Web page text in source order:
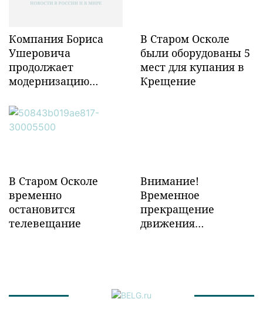
Компания Бориса
Ушеровича
продолжает
модернизацию
инфраструктуры в
Забайкалье
В Старом Осколе
были оборудованы 5
мест для купания в
Крещение
В Старом Осколе
временно
остановится
телевещание
Внимание!
Временное
прекращение
движения